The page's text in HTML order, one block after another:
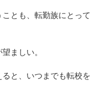
とも、転勤族にとって
ましい。
と、いつまでも転校を